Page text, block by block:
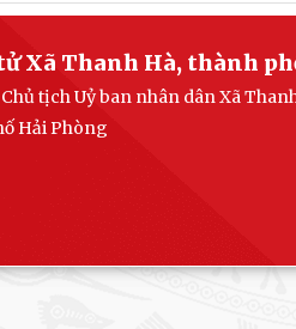
Xã Thanh Hà, thành
tịch Uỷ ban nhân dân Xã
Hải Phòng